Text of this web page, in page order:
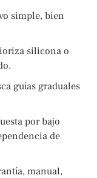
simple, bien
silicona o
guías graduales
por bajo
de
manual,